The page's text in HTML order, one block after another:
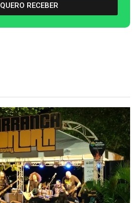
QUERO RECEBER